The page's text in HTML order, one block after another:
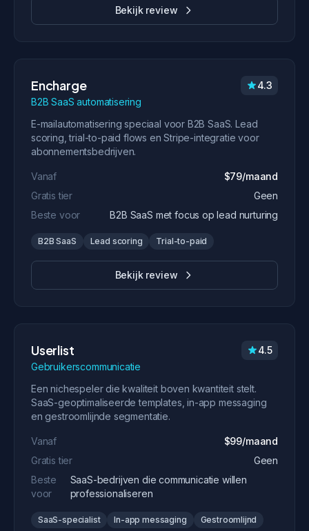
Bekijk review
Encharge
B2B SaaS automatisering
4.3
E-mailautomatisering speciaal voor B2B SaaS. Lead
scoring, trial-to-paid flows en Stripe-integratie voor
abonnementsbedrijven.
Vanaf
$79/maand
Gratis tier
Geen
Beste voor
B2B SaaS met focus op lead nurturing
B2B SaaS Lead scoring Trial-to-paid
Bekijk review
Userlist
Gebruikerscommunicatie
4.5
Een nichespeler die kwaliteit boven kwantiteit stelt.
SaaS-geoptimaliseerde templates, in-app messaging
en gestroomlijnde segmentatie.
Vanaf
$99/maand
Gratis tier
Geen
Beste
voor
SaaS-bedrijven die communicatie willen
professionaliseren
SaaS-specialist In-app messaging Gestroomlijnd